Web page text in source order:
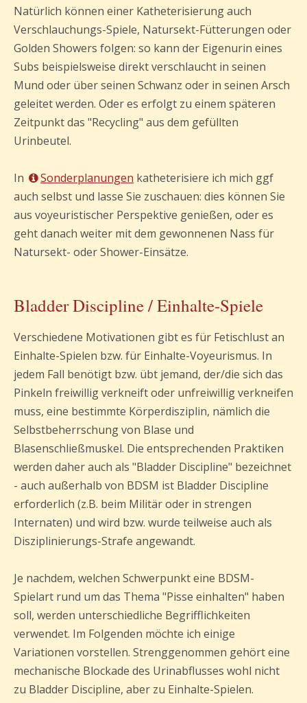
Natürlich können einer Katheterisierung auch
Verschlauchungs-Spiele, Natursekt-Fütterungen oder
Golden Showers folgen: so kann der Eigenurin eines
Subs beispielsweise direkt verschlaucht in seinen
Mund oder über seinen Schwanz oder in seinen Arsch
geleitet werden. Oder es erfolgt zu einem späteren
Zeitpunkt das "Recycling" aus dem gefüllten
Urinbeutel.
In Sonderplanungen katheterisiere ich mich ggf
auch selbst und lasse Sie zuschauen: dies können Sie
aus voyeuristischer Perspektive genießen, oder es
geht danach weiter mit dem gewonnenen Nass für
Natursekt- oder Shower-Einsätze.
Bladder Discipline / Einhalte-Spiele
Verschiedene Motivationen gibt es für Fetischlust an
Einhalte-Spielen bzw. für Einhalte-Voyeurismus. In
jedem Fall benötigt bzw. übt jemand, der/die sich das
Pinkeln freiwillig verkneift oder unfreiwillig verkneifen
muss, eine bestimmte Körperdisziplin, nämlich die
Selbstbeherrschung von Blase und
Blasenschließmuskel. Die entsprechenden Praktiken
werden daher auch als "Bladder Discipline" bezeichnet
- auch außerhalb von BDSM ist Bladder Discipline
erforderlich (z.B. beim Militär oder in strengen
Internaten) und wird bzw. wurde teilweise auch als
Disziplinierungs-Strafe angewandt.
Je nachdem, welchen Schwerpunkt eine BDSM-
Spielart rund um das Thema "Pisse einhalten" haben
soll, werden unterschiedliche Begrifflichkeiten
verwendet. Im Folgenden möchte ich einige
Variationen vorstellen. Strenggenommen gehört eine
mechanische Blockade des Urinabflusses wohl nicht
zu Bladder Discipline, aber zu Einhalte-Spielen.